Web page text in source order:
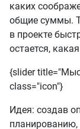
каких
общие суммы.
в проекте
остается,
{slider
class="icon"}
Идея: создав